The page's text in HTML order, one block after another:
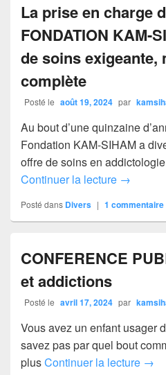
La prise en charge
FONDATION KAM-
de soins exigeante,
complète
Posté le août 19, 2024 par
Au bout d’une quinzaine
Fondation KAM-SIHAM a
offre de soins en
Continuer la lecture La prise
→
Posté dans Divers | 1 commentaire
CONFERENCE
et addictions
Posté le avril 17, 2024 par
Vous avez un enfant usager
savez pas par quel bout
plusContinuer la lecture →